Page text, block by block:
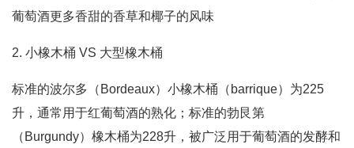
葡萄酒更多香甜的香草和椰子的风味
2. 小橡木桶 VS 大型橡木桶
标准的波尔多（Bordeaux）小橡木桶（barrique）为225
升，通常用于红葡萄酒的熟化；标准的勃艮第
（Burgundy）橡木桶为228升，被广泛用于葡萄酒的发酵和